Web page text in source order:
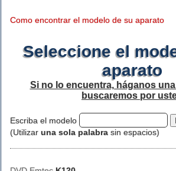
Como encontrar el modelo de su aparato
Seleccione el
aparato
Si no lo encuentra, háganos
buscaremos por
Escriba el modelo
(Utilizar una sola palabra sin espacios)